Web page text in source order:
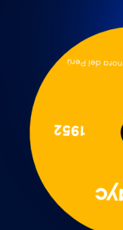
1952